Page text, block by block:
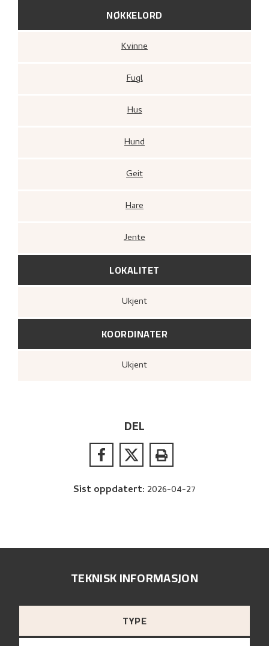
NØKKELORD
Kvinne
Fugl
Hus
Hund
Geit
Hare
Jente
LOKALITET
Ukjent
KOORDINATER
Ukjent
DEL
Sist oppdatert: 2026-04-27
TEKNISK INFORMASJON
TYPE